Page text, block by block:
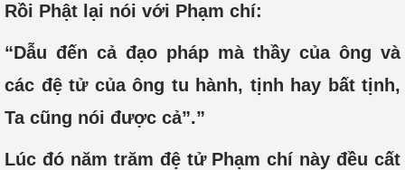
Rồi Phật lại nói với Phạm chí:
“Dẫu đến cả đạo pháp mà thầy của ông và
các đệ tử của ông tu hành, tịnh hay bất tịnh,
Ta cũng nói được cả”.”
Lúc đó năm trăm đệ tử Phạm chí này đều cất